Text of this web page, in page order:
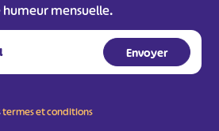
mensuelle.
termes et conditions